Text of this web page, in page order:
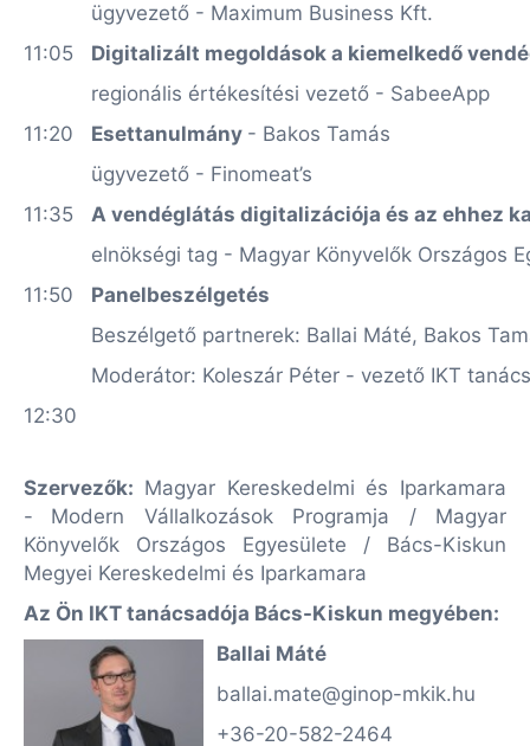
ügyvezető - Maximum Business Kft.
11:05
Digitalizált megoldások a kiemelkedő
regionális értékesítési vezető - SabeeApp
11:20
Esettanulmány - Bakos Tamás
ügyvezető - Finomeat’s
11:35
A vendéglátás digitalizációja és az ehhez
elnökségi tag - Magyar Könyvelők Országos
11:50
Panelbeszélgetés
Beszélgető partnerek: Ballai Máté, Bakos
Moderátor: Koleszár Péter - vezető IKT
12:30
Szervezők: Magyar Kereskedelmi és Iparkamara
-
Modern Vállalkozások Programja / Magyar
Könyvelők Országos Egyesülete / Bács-Kiskun
Megyei Kereskedelmi és Iparkamara
Az Ön IKT tanácsadója Bács-Kiskun megyében:
Ballai Máté
ballai.mate@ginop-mkik.hu
+36-20-582-2464